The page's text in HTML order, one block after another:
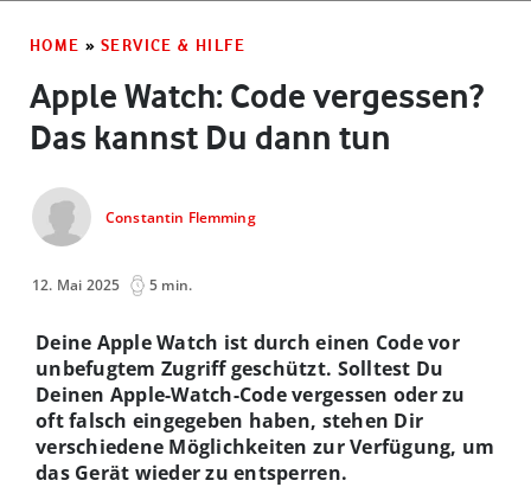
HOME » SERVICE & HILFE
Apple Watch: Code vergessen?
Das kannst Du dann tun
Constantin Flemming
12. Mai 2025 5 min.
Deine Apple Watch ist durch einen Code vor
unbefugtem Zugriff geschützt. Solltest Du
Deinen Apple-Watch-Code vergessen oder zu
oft falsch eingegeben haben, stehen Dir
verschiedene Möglichkeiten zur Verfügung, um
das Gerät wieder zu entsperren.